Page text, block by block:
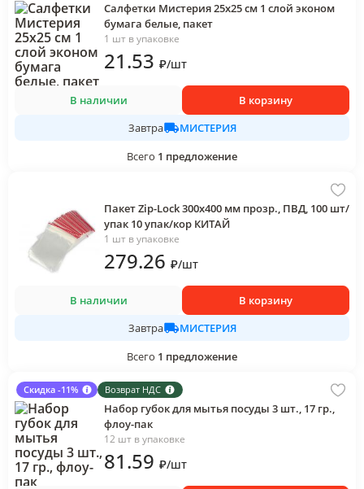
Салфетки Мистерия 25х25 см 1 слой эконом
бумага белые, пакет
1 шт в упаковке
21.53 ₽/шт
В наличии
В корзину
Завтра
МИСТЕРИЯ
Всего 1 предложение
Пакет Zip-Lock 300х400 мм прозр., ПВД, 100 шт/
упак 10 упак/кор КИТАЙ
1 шт в упаковке
279.26 ₽/шт
В наличии
В корзину
Завтра
МИСТЕРИЯ
Всего 1 предложение
Скидка -11% Возврат НДС
Набор губок для мытья посуды 3 шт., 17 гр.,
флоу-пак
12 шт в упаковке
81.59 ₽/шт